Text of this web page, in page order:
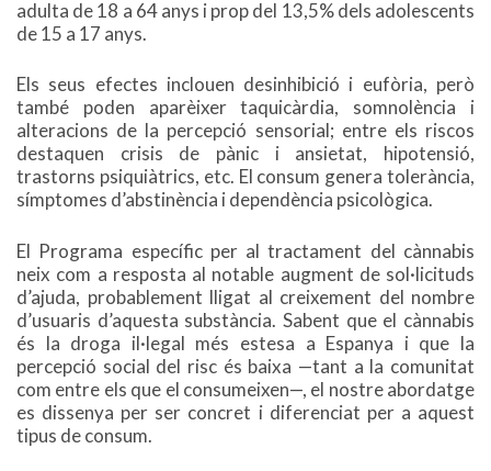
adulta de 18 a 64 anys i prop del 13,5% dels adolescents
de 15 a 17 anys.
Els seus efectes inclouen desinhibició i eufòria, però
també poden aparèixer taquicàrdia, somnolència i
alteracions de la percepció sensorial; entre els riscos
destaquen crisis de pànic i ansietat, hipotensió,
trastorns psiquiàtrics, etc. El consum genera tolerància,
símptomes d’abstinència i dependència psicològica.
El Programa específic per al tractament del cànnabis
neix com a resposta al notable augment de sol·licituds
d’ajuda, probablement lligat al creixement del nombre
d’usuaris d’aquesta substància. Sabent que el cànnabis
és la droga il·legal més estesa a Espanya i que la
percepció social del risc és baixa —tant a la comunitat
com entre els que el consumeixen—, el nostre abordatge
es dissenya per ser concret i diferenciat per a aquest
tipus de consum.